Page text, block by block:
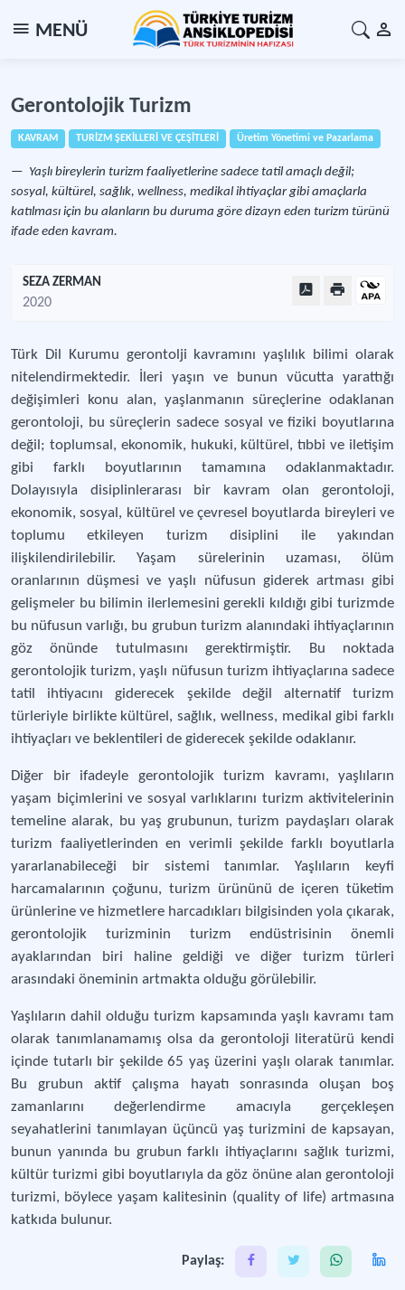
MENÜ
Gerontolojik Turizm
KAVRAM TURİZM ŞEKİLLERİ VE ÇEŞİTLERİ Üretim Yönetimi ve Pazarlama
Yaşlı bireylerin turizm faaliyetlerine sadece tatil amaçlı değil;
sosyal, kültürel, sağlık, wellness, medikal ihtiyaçlar gibi amaçlarla
katılması için bu alanların bu duruma göre dizayn eden turizm türünü
ifade eden kavram.
SEZA ZERMAN
2020
Türk Dil Kurumu gerontolji kavramını yaşlılık bilimi olarak
nitelendirmektedir. İleri yaşın ve bunun vücutta yarattığı
değişimleri konu alan, yaşlanmanın süreçlerine odaklanan
gerontoloji, bu süreçlerin sadece sosyal ve fiziki boyutlarına
değil; toplumsal, ekonomik, hukuki, kültürel, tıbbi ve iletişim
gibi farklı boyutlarının tamamına odaklanmaktadır.
Dolayısıyla disiplinlerarası bir kavram olan gerontoloji,
ekonomik, sosyal, kültürel ve çevresel boyutlarda bireyleri ve
toplumu etkileyen turizm disiplini ile yakından
ilişkilendirilebilir. Yaşam sürelerinin uzaması, ölüm
oranlarının düşmesi ve yaşlı nüfusun giderek artması gibi
gelişmeler bu bilimin ilerlemesini gerekli kıldığı gibi turizmde
bu nüfusun varlığı, bu grubun turizm alanındaki ihtiyaçlarının
göz önünde tutulmasını gerektirmiştir. Bu noktada
gerontolojik turizm, yaşlı nüfusun turizm ihtiyaçlarına sadece
tatil ihtiyacını giderecek şekilde değil alternatif turizm
türleriyle birlikte kültürel, sağlık, wellness, medikal gibi farklı
ihtiyaçları ve beklentileri de giderecek şekilde odaklanır.
Diğer bir ifadeyle gerontolojik turizm kavramı, yaşlıların
yaşam biçimlerini ve sosyal varlıklarını turizm aktivitelerinin
temeline alarak, bu yaş grubunun, turizm paydaşları olarak
turizm faaliyetlerinden en verimli şekilde farklı boyutlarla
yararlanabileceği bir sistemi tanımlar. Yaşlıların keyfi
harcamalarının çoğunu, turizm ürününü de içeren tüketim
ürünlerine ve hizmetlere harcadıkları bilgisinden yola çıkarak,
gerontolojik turizminin turizm endüstrisinin önemli
ayaklarından biri haline geldiği ve diğer turizm türleri
arasındaki öneminin artmakta olduğu görülebilir.
Yaşlıların dahil olduğu turizm kapsamında yaşlı kavramı tam
olarak tanımlanamamış olsa da gerontoloji literatürü kendi
içinde tutarlı bir şekilde 65 yaş üzerini yaşlı olarak tanımlar.
Bu grubun aktif çalışma hayatı sonrasında oluşan boş
zamanlarını değerlendirme amacıyla gerçekleşen
seyahatlerini tanımlayan üçüncü yaş turizmini de kapsayan,
bunun yanında bu grubun farklı ihtiyaçlarını sağlık turizmi,
kültür turizmi gibi boyutlarıyla da göz önüne alan gerontoloji
turizmi, böylece yaşam kalitesinin (quality of life) artmasına
katkıda bulunur.
Paylaş: